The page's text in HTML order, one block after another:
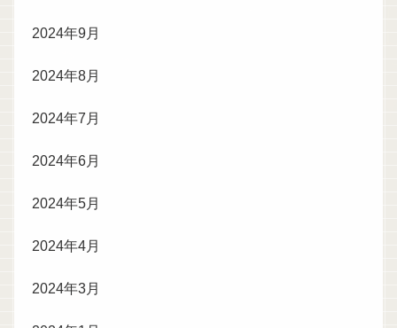
2024年9月
2024年8月
2024年7月
2024年6月
2024年5月
2024年4月
2024年3月